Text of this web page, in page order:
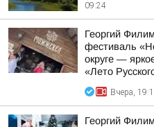
09:24
Георгий
фестиваль
округе —
«Лето
Вчера,
Георгий